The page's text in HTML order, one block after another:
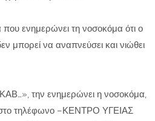
που ενημερώνει τη νοσοκόμα ότι ο
μπορεί να αναπνεύσει και νιώθει
την ενημερώνει η νοσοκόμα,
τηλέφωνο –ΚΕΝΤΡΟ ΥΓΕΙΑΣ